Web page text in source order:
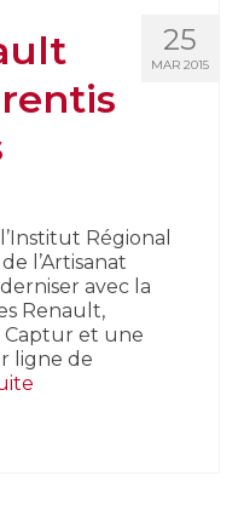
25
MAR 2015
Régional
l’Artisanat
avec la
Renault,
Captur et une
ligne de